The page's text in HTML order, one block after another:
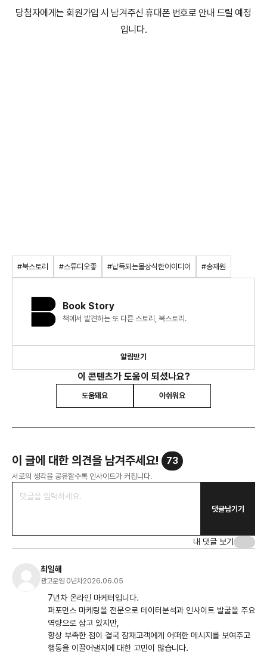
당첨자에게는 회원가입 시 남겨주신 휴대폰 번호로 안내 드릴 예정
입니다.
#북스토리 #스튜디오좋 #납득되는몰상식한아이디어 #송재원
Book Story
책에서 발견하는 또 다른 스토리, 북스토리.
알림받기
이 콘텐츠가 도움이 되셨나요?
도움돼요 아쉬워요
이 글에 대한 의견을 남겨주세요! 73
서로의 생각을 공유할수록 인사이트가 커집니다.
댓글남기기
내 댓글 보기
최일해
광고운영 0년차2026.06.05
7년차 온라인 마케터입니다.
퍼포먼스 마케팅을 전문으로 데이터분석과 인사이트 발굴을 주요
역량으로 삼고 있지만,
항상 부족한 점이 결국 잠재고객에게 어떠한 메시지를 보여주고
행동을 이끌어낼지에 대한 고민이 많습니다.